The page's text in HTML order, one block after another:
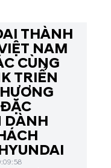
THÀNH
NAM
CÙNG
TRIỂN
DÀNH